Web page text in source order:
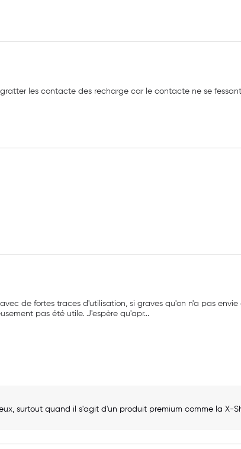
les contacte des recharge car le contacte ne se
de fortes traces d'utilisation, si graves qu'on n'a pas
pas été utile. J'espère qu'apr...
surtout quand il s'agit d'un produit premium comme la X-